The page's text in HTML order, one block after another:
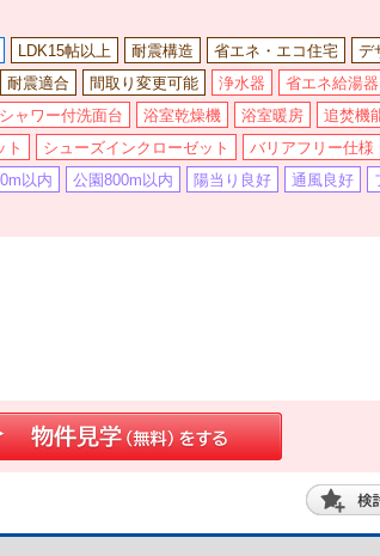
LDK15帖以上 耐震構造 省エネ・エコ住宅 デ
耐震適合 間取り変更可能 浄水器 省エネ給湯器
シャワー付洗面台 浴室乾燥機 浴室暖房 追焚機
ト シューズインクローゼット バリアフリー仕様
以内 公園800m以内 陽当り良好 通風良好